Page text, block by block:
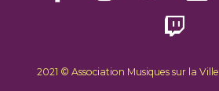
2021 © Association Musiques sur la Ville.